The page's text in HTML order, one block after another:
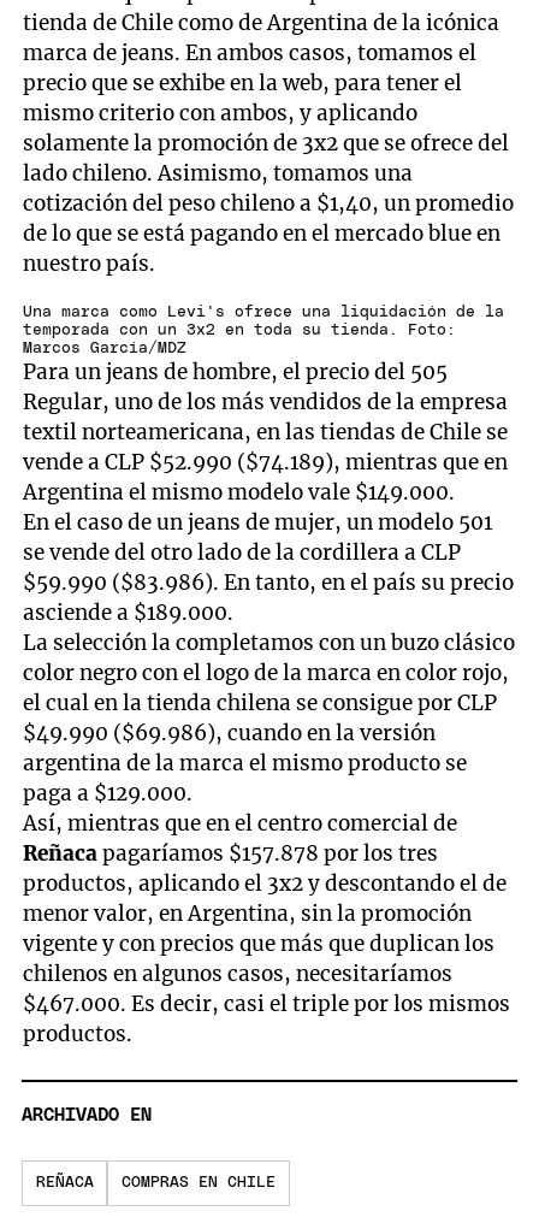
tienda de Chile como de Argentina de la icónica
marca de jeans. En ambos casos, tomamos el
precio que se exhibe en la web, para tener el
mismo criterio con ambos, y aplicando
solamente la promoción de 3x2 que se ofrece del
lado chileno. Asimismo, tomamos una
cotización del peso chileno a $1,40, un promedio
de lo que se está pagando en el mercado blue en
nuestro país.
Una marca como Levi's ofrece una liquidación de la
temporada con un 3x2 en toda su tienda. Foto:
Marcos García/MDZ
Para un jeans de hombre, el precio del 505
Regular, uno de los más vendidos de la empresa
textil norteamericana, en las tiendas de Chile se
vende a CLP $52.990 ($74.189), mientras que en
Argentina el mismo modelo vale $149.000.
En el caso de un jeans de mujer, un modelo 501
se vende del otro lado de la cordillera a CLP
$59.990 ($83.986). En tanto, en el país su precio
asciende a $189.000.
La selección la completamos con un buzo clásico
color negro con el logo de la marca en color rojo,
el cual en la tienda chilena se consigue por CLP
$49.990 ($69.986), cuando en la versión
argentina de la marca el mismo producto se
paga a $129.000.
Así, mientras que en el centro comercial de
Reñacapagaríamos $157.878 por los tres
productos, aplicando el 3x2 y descontando el de
menor valor, en Argentina, sin la promoción
vigente y con precios que más que duplican los
chilenos en algunos casos, necesitaríamos
$467.000. Es decir, casi el triple por los mismos
productos.
ARCHIVADO EN
REÑACA COMPRAS EN CHILE